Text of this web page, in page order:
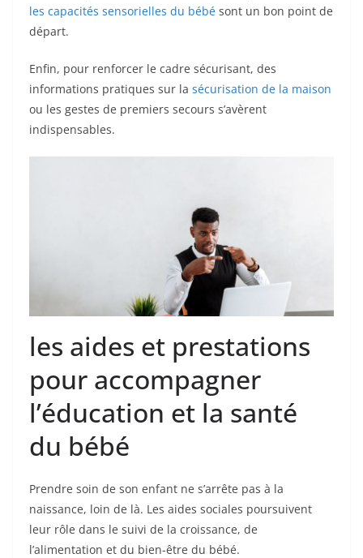
les capacités sensorielles du bébé sont un bon point de
départ.
Enfin, pour renforcer le cadre sécurisant, des
informations pratiques sur la sécurisation de la maison
ou les gestes de premiers secours s’avèrent
indispensables.
les aides et prestations
pour accompagner
l’éducation et la santé
du bébé
Prendre soin de son enfant ne s’arrête pas à la
naissance, loin de là. Les aides sociales poursuivent
leur rôle dans le suivi de la croissance, de
l’alimentation et du bien-être du bébé.